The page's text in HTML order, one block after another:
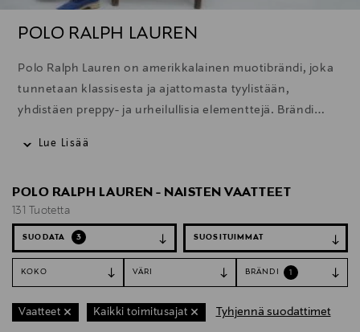
POLO RALPH LAUREN
Polo Ralph Lauren on amerikkalainen muotibrändi, joka
tunnetaan klassisesta ja ajattomasta tyylistään,
yhdistäen preppy- ja urheilullisia elementtejä. Brändi
Lue Lisää
POLO RALPH LAUREN - NAISTEN VAATTEET
131 Tuotetta
SUODATA 3
KOKO VÄRI BRÄNDI 1
Vaatteet Kaikki toimitusajat Tyhjennä suodattimet